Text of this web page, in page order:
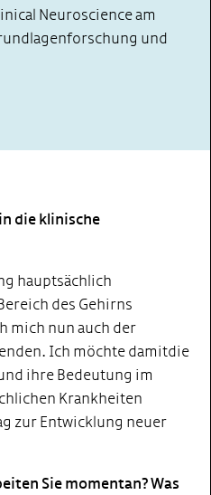
Neuroscience am
und
die klinische
hauptsächlich
des Gehirns
mich nun auch der
Ich möchte damit die
ihre Bedeutung im
Krankheiten
zur Entwicklung neuer
Sie momentan? Was